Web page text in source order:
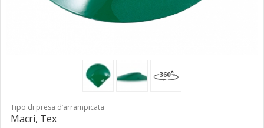
Tipo di presa d’arrampicata
Macri, Tex